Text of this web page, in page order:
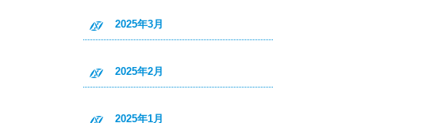
2025年3月
2025年2月
2025年1月